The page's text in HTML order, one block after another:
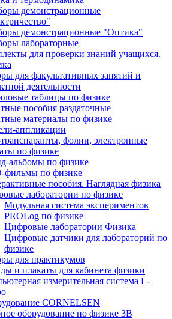
демонстрационные
демонстрационные "Оптика"
лабораторные
для проверки знаний учащихся.
для факультативных занятий и
деятельности
таблицы по физике
пособия раздаточные
материалы по физике
аппликации
фолии, электронные
по физике
альбомы по физике
фильмы по физике
пособия. Наглядная физика
лаборатории по физике
Модульная система экспериментов
PROLog по физике
Цифровые лаборатории Физика
Цифровые датчики для лабораторий по
физике
для практикумов
и плакаты для кабинета физики
измерительная система L-
CORNELSEN
оборудование по физике 3B